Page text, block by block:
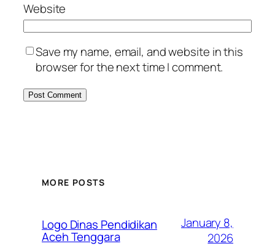
Website
Save my name, email, and website in this
browser for the next time I comment.
MORE POSTS
Logo Dinas Pendidikan
Aceh Tenggara
January 8,
2026